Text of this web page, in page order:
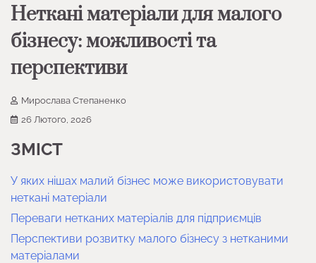
Неткані матеріали для малого
бізнесу: можливості та
перспективи
Мирослава Степаненко
26 Лютого, 2026
ЗМІСТ
У яких нішах малий бізнес може використовувати
неткані матеріали
Переваги нетканих матеріалів для підприємців
Перспективи розвитку малого бізнесу з нетканими
матеріалами